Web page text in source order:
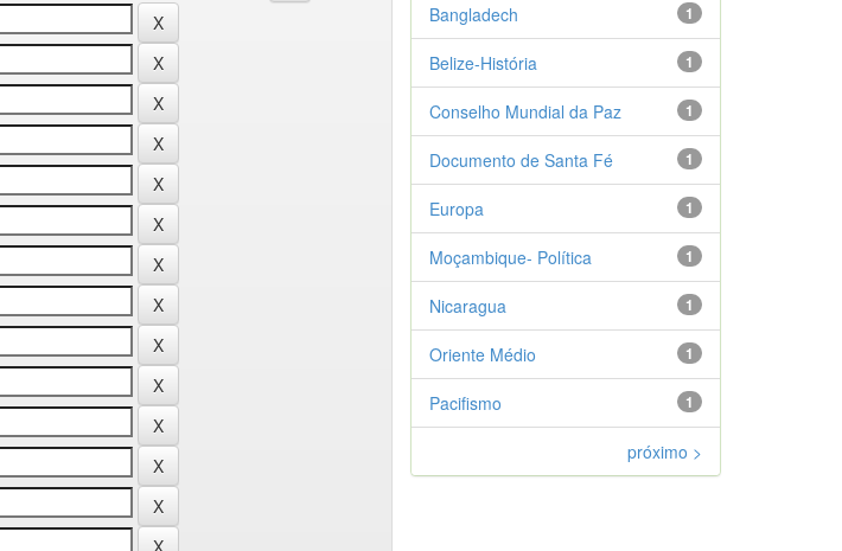
1
Bangladech
1
Belize-História
1
Conselho Mundial da Paz
1
Documento de Santa Fé
1
Europa
1
Moçambique- Política
1
Nicaragua
1
Oriente Médio
1
Pacifismo
próximo >